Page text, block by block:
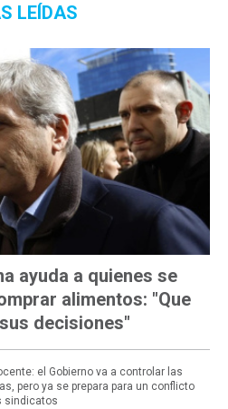
LEÍDAS
ayuda a quienes se
alimentos: "Que
decisiones"
el Gobierno va a controlar las
pero ya se prepara para un conflicto
sindicatos